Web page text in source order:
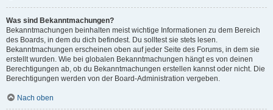
Was sind Bekanntmachungen?
Bekanntmachungen beinhalten meist wichtige Informationen zu dem Bereich
des Boards, in dem du dich befindest. Du solltest sie stets lesen.
Bekanntmachungen erscheinen oben auf jeder Seite des Forums, in dem sie
erstellt wurden. Wie bei globalen Bekanntmachungen hängt es von deinen
Berechtigungen ab, ob du Bekanntmachungen erstellen kannst oder nicht. Die
Berechtigungen werden von der Board-Administration vergeben.
Nach oben